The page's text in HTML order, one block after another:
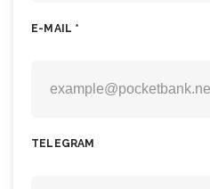
E-MAIL *
TELEGRAM